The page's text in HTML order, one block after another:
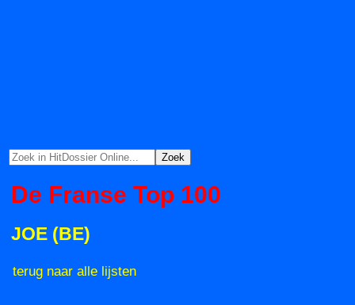
De Franse Top 100
JOE (BE)
terug naar alle lijsten